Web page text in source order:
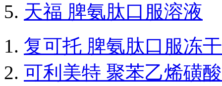
天福 脾氨肽口服溶液
复可托 脾氨肽口服冻
可利美特 聚苯乙烯磺